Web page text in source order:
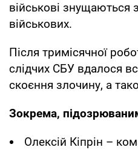
військові знущаються
військових.
Після тримісячної
слідчих СБУ вдалося
скоєння злочину, а
Зокрема,
Олексій Кіпрін –